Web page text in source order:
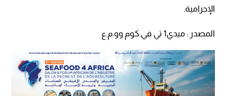
الإجرامية.
المصدر : ميدي1 تي في.كوم وو.م.ع